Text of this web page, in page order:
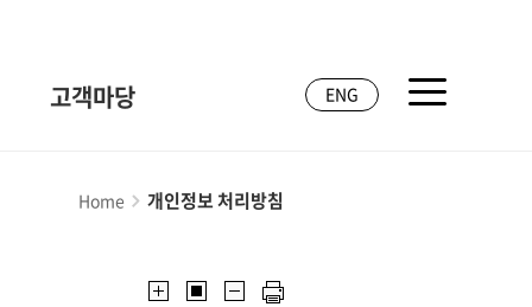
고객마당 ENG
Home 개인정보 처리방침